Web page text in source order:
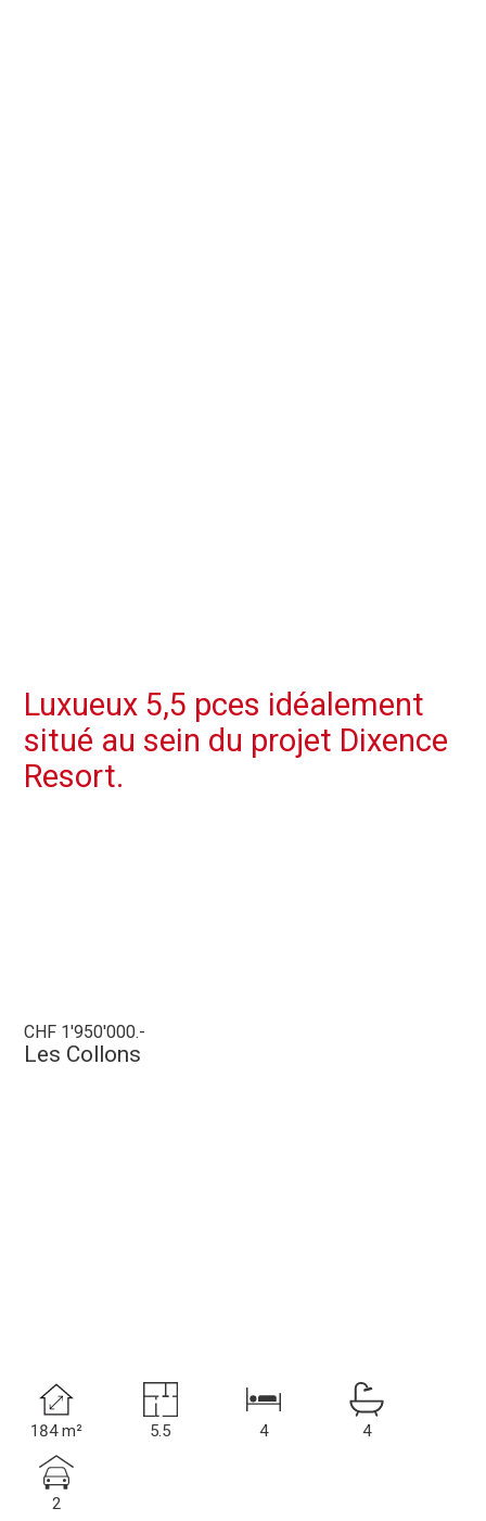
Luxueux 5,5 pces idéalement
situé au sein du projet Dixence
Resort.
CHF 1'950'000.-
Les Collons
184 m² 5.5 4 4
2